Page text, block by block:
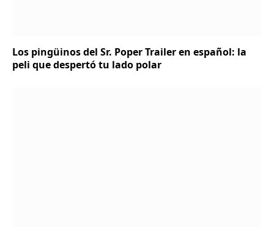
Los pingüinos del Sr. Poper Trailer en español: la
peli que despertó tu lado polar